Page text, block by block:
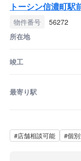
トーシン信濃町
物件番号
56272
所在地
竣工
最寄り駅
#店舗相談可能 #個